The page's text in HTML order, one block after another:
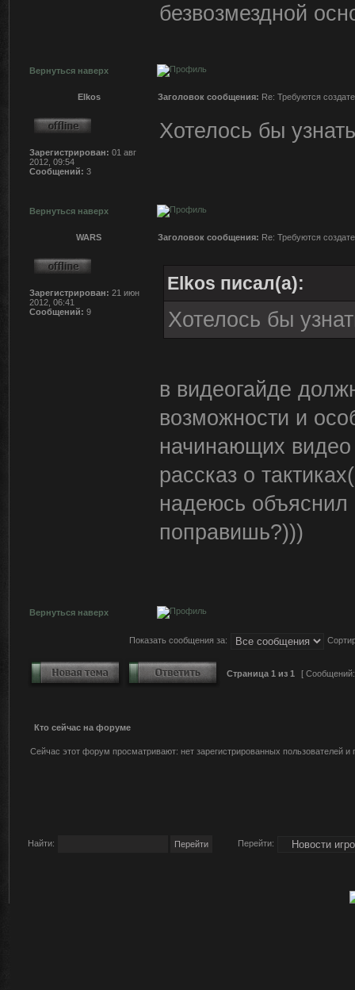
безвозмездной
Вернуться наверх
Elkos Заголовок сообщения: Re: Требуются
Зарегистрирован: 01 авг
2012, 09:54
Сообщений: 3
Хотелось бы
Вернуться наверх
WARS Заголовок сообщения: Re: Требуются
Зарегистрирован: 21 июн
2012, 06:41
Сообщений: 9
Elkos писал(а):
Хотелось бы
в видеогайде
возможности и
начинающих
рассказ о
надеюсь объяснил
поправишь?)))
Вернуться наверх
Показать сообщения за:
Страница 1 из 1 [
Кто сейчас на форуме
Сейчас этот форум просматривают: нет зарегистрированных пользователей и
Найти: Перейти: